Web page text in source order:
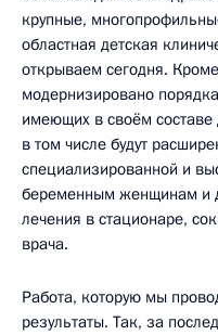
крупные,
областная детская
открываем сегодня.
модернизировано
имеющих в своём составе
в том числе будут
специализированной и
беременным женщинам и
лечения в стационаре,
врача.
Работа, которую мы
результаты. Так, за